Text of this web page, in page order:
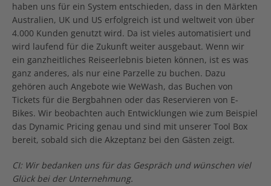
haben uns für ein System entschieden, dass in den Märkten
Australien, UK und US erfolgreich ist und weltweit von über
4.000 Kunden genutzt wird. Da ist vieles automatisiert und
wird laufend für die Zukunft weiter ausgebaut. Wenn wir
ein ganzheitliches Reiseerlebnis bieten können, ist es was
ganz anderes, als nur eine Parzelle zu buchen. Dazu
gehören auch Angebote wie WeWash, das Buchen von
Tickets für die Bergbahnen oder das Reservieren von E-
Bikes. Wir beobachten auch Entwicklungen wie zum Beispiel
das Dynamic Pricing genau und sind mit unserer Tool Box
bereit, sobald sich die Akzeptanz bei den Gästen zeigt.
CI: Wir bedanken uns für das Gespräch und wünschen viel
Glück bei der Unternehmung.